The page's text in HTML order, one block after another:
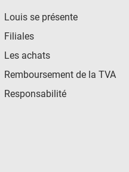
Louis se présente
Filiales
Les achats
Remboursement de la TVA
Responsabilité